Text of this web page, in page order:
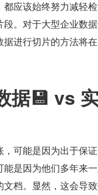
应该始终努力减轻
。对于大型企业数
据进行切片的方法将
据💾 vs
可能是因为出于保
能是因为他们多年来
档。显然，这会导